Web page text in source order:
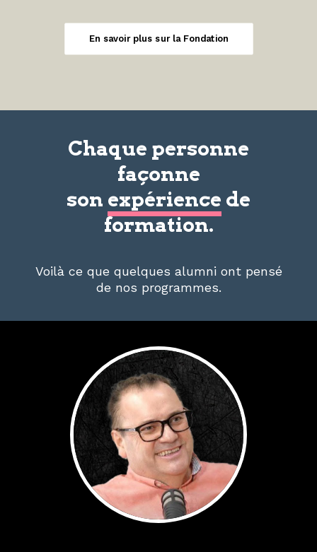
En savoir plus sur la Fondation
Chaque personne
façonne
son expérience de
formation.
Voilà ce que quelques alumni ont pensé
de nos programmes.